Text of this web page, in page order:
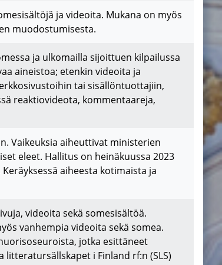
ja videoita. Mukana on myös
muodostumisesta.
ja ulkomailla sijoittuen kilpailussa
aineistoa; etenkin videoita ja
tai sisällöntuottajiin,
reaktiovideota, kommentaareja,
Vaikeuksia aiheuttivat ministerien
eleet. Hallitus on heinäkuussa 2023
aiheesta kotimaista ja
videoita sekä somesisältöä.
vanhempia videoita sekä somea.
jotka esittäneet
i Finland rf:n (SLS)